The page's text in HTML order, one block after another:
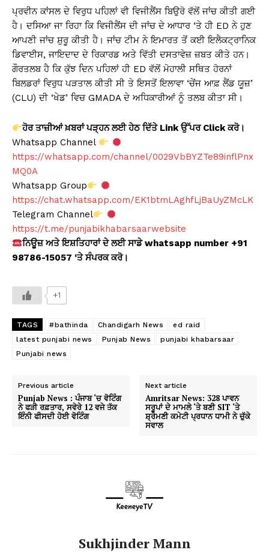
ਪ੍ਰਵੀਨ ਕਾਂਸਲ ਦੇ ਵਿਰੁਧ ਪਹਿਲਾਂ ਵੀ ਵਿਜੀਲੈਂਸ ਬਿਉਰੋ ਵੱਲੋਂ ਜਾਂਚ ਕੀਤੀ ਗਈ
ਹੈ। ਦਸਿਆ ਜਾ ਰਿਹਾ ਕਿ ਵਿਜੀਲੈਂਸ ਦੀ ਜਾਂਚ ਦੇ ਆਧਾਰ ‘ਤੇ ਹੀ ED ਨੇ ਹੁਣ
ਆਪਣੀ ਜਾਂਚ ਸ਼ੁਰੂ ਕੀਤੀ ਹੈ। ਜਾਂਚ ਟੀਮ ਨੇ ਇਮਾਰਤ ਤੋਂ ਕਈ ਇਲੈਕਟ੍ਰਾਨਿਕ
ਡਿਵਾਈਸ, ਜਾਇਦਾਦ ਦੇ ਰਿਕਾਰਡ ਅਤੇ ਵਿੱਤੀ ਦਸਤਾਵੇਜ਼ ਜ਼ਬਤ ਕੀਤੇ ਹਨ।
ਗੌਰਤਲਬ ਹੈ ਕਿ ਕੁੱਝ ਦਿਨ ਪਹਿਲਾਂ ਹੀ ED ਵੱਲੋਂ ਮੋਹਾਲੀ ਸਥਿਤ ਹੋਰਨਾਂ
ਬਿਲਡਰਾਂ ਵਿਰੁਧ ਪੜਤਾਲ ਕੀਤੀ ਸੀ ਤੇ ਇਸਤੋਂ ਇਲਾਵਾ ‘ਚੇਂਜ ਆਫ਼ ਲੈਂਡ ਯੂਜ਼’
(CLU) ਦੀ ‘ਖੇਡ’ ਵਿਚ GMADA ਦੇ ਅਧਿਕਾਰੀਆਂ ਨੂੰ ਤਲਬ ਕੀਤਾ ਸੀ।
ਹੋਰ ਤਾਜ਼ੀਆਂ ਖ਼ਬਰਾਂ ਪੜ੍ਹਨ ਲਈ ਹੇਠ ਦਿੱਤੇ Link ਉੱਪਰ Click ਕਰੋ।
Whatsapp Channel
https://whatsapp.com/channel/0029VbBYZTe89inflPnx
MQ0A
Whatsapp Group
https://chat.whatsapp.com/EK1btmLAghfLjBaUyZMcLK
Telegram Channel
https://t.me/punjabikhabarsaarwebsite
ਨਿਊਜ਼ ਅਤੇ ਇਸ਼ਤਿਹਾਰਾਂ ਦੇ ਲਈ ਸਾਡੇ whatsapp number +91
98786-15057 ‘ਤੇ ਸੰਪਰਕ ਕਰੋ।
+1
TAGS #bathinda Chandigarh News
ed raid
latest punjabi news
Punjab News
punjabi khabarsaar
Punjabi news
Previous article
Punjab News : ਪੰਜਾਬ ‘ਚ ਵੋਟਿੰਗ
ਨੇ ਫੜੀ ਰਫ਼ਤਾਰ, ਸਵੇਰੇ 12 ਵਜੇ ਤੱਕ
ਇੰਨੀ ਫੀਸਦੀ ਹੋਈ ਵੋਟਿੰਗ
Next article
Amritsar News: 328 ਪਾਵਨ
ਸਰੂਪਾਂ ਦੇ ਮਾਮਲੇ ‘ਤੇ ਬਣੀ SIT ‘ਤੇ
ਸ਼੍ਰੋਮਣੀ ਕਮੇਟੀ ਪ੍ਰਧਾਨ ਧਾਮੀ ਨੇ ਚੁੱਕੇ
ਸਵਾਲ
Sukhjinder Mann